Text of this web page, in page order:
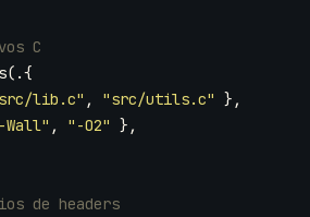
(.{
lib.c" , "src/utils.c" },
Wall" , "-O2" },